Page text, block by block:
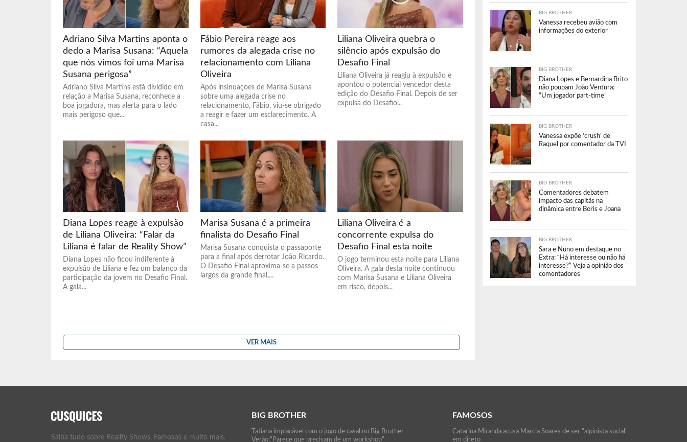
Adriano Silva Martins aponta o
dedo a Marisa Susana: “Aquela
que nós vimos foi uma Marisa
Susana perigosa”
Adriano Silva Martins está dividido em
relação a Marisa Susana, reconhece a
boa jogadora, mas alerta para o lado
mais perigoso que...
Fábio Pereira reage aos
rumores da alegada crise no
relacionamento com Liliana
Oliveira
Após insinuações de Marisa Susana
sobre uma alegada crise no
relacionamento, Fábio, viu-se obrigado
a reagir e fazer um esclarecimento. A
casa...
Liliana Oliveira quebra o
silêncio após expulsão do
Desafio Final
Liliana Oliveira já reagiu à expulsão e
apontou o potencial vencedor desta
edição do Desafio Final. Depois de ser
expulsa do Desafio...
Diana Lopes reage à expulsão
de Liliana Oliveira: “Falar da
Liliana é falar de Reality Show”
Diana Lopes não ficou indiferente à
expulsão de Liliana e fez um balanço da
participação da jovem no Desafio Final.
A gala...
Marisa Susana é a primeira
finalista do Desafio Final
Marisa Susana conquista o passaporte
para a final após derrotar João Ricardo.
O Desafio Final aproxima-se a passos
largos da grande final,...
Liliana Oliveira é a
concorrente expulsa do
Desafio Final esta noite
O jogo terminou esta noite para Liliana
Oliveira. A gala desta noite continuou
com Marisa Susana e Liliana Oliveira
em risco, depois...
VER MAIS
BIG BROTHER
Vanessa recebeu avião com
informações do exterior
BIG BROTHER
Diana Lopes e Bernardina Brito
não poupam João Ventura:
“Um jogador part-time”
BIG BROTHER
Vanessa expõe ‘crush’ de
Raquel por comentador da TVI
BIG BROTHER
Comentadores debatem
impacto das capitãs na
dinâmica entre Boris e Joana
BIG BROTHER
Sara e Nuno em destaque no
Extra: “Há interesse ou não há
interesse?” Veja a opinião dos
comentadores
Saiba tudo sobre Reality Shows, Famosos e muito mais.
BIG BROTHER
Tatiana implacável com o jogo de casal no Big Brother
Verão:”Parece que precisam de um workshop”
FAMOSOS
Catarina Miranda acusa Marcia Soares de ser “alpinista social”
em direto